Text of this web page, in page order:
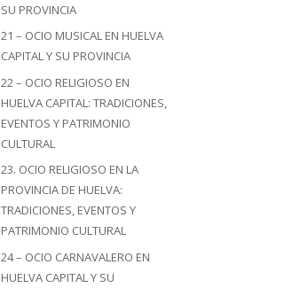
SU PROVINCIA
21 – OCIO MUSICAL EN HUELVA
CAPITAL Y SU PROVINCIA
22 – OCIO RELIGIOSO EN
HUELVA CAPITAL: TRADICIONES,
EVENTOS Y PATRIMONIO
CULTURAL
23. OCIO RELIGIOSO EN LA
PROVINCIA DE HUELVA:
TRADICIONES, EVENTOS Y
PATRIMONIO CULTURAL
24 – OCIO CARNAVALERO EN
HUELVA CAPITAL Y SU